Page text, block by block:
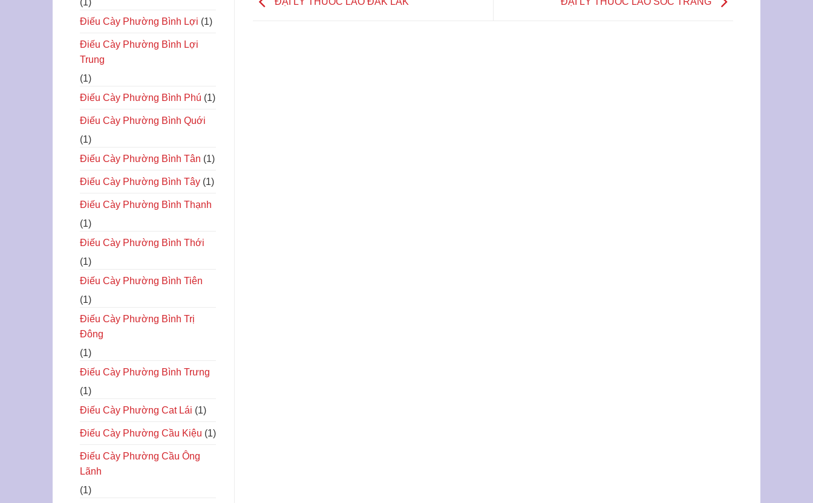
Điếu Cày Phường Bình Lợi (1)
Điếu Cày Phường Bình Lợi
Trung
(1)
Điếu Cày Phường Bình Phú (1)
Điếu Cày Phường Bình Quới
(1)
Điếu Cày Phường Bình Tân (1)
Điếu Cày Phường Bình Tây (1)
Điếu Cày Phường Bình Thạnh
(1)
Điếu Cày Phường Bình Thới
(1)
Điếu Cày Phường Bình Tiên
(1)
Điếu Cày Phường Bình Trị
Đông
(1)
Điếu Cày Phường Bình Trưng
(1)
Điếu Cày Phường Cat Lái (1)
Điếu Cày Phường Cầu Kiệu (1)
Điếu Cày Phường Cầu Ông
Lãnh
(1)